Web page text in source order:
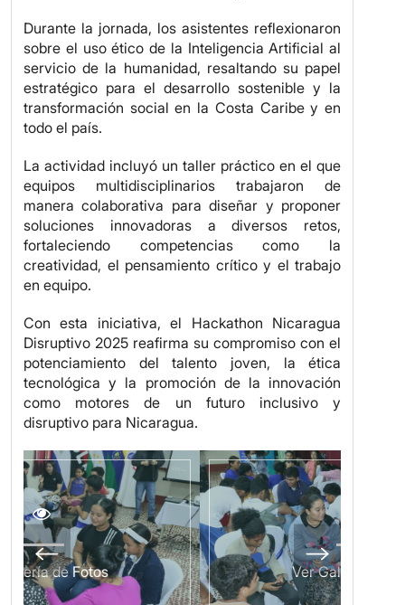
Durante la jornada, los asistentes reflexionaron
sobre el uso ético de la Inteligencia Artificial al
servicio de la humanidad, resaltando su papel
estratégico para el desarrollo sostenible y la
transformación social en la Costa Caribe y en
todo el país.
La actividad incluyó un taller práctico en el que
equipos multidisciplinarios trabajaron de
manera colaborativa para diseñar y proponer
soluciones innovadoras a diversos retos,
fortaleciendo competencias como la
creatividad, el pensamiento crítico y el trabajo
en equipo.
Con esta iniciativa, el Hackathon Nicaragua
Disruptivo 2025 reafirma su compromiso con el
potenciamiento del talento joven, la ética
tecnológica y la promoción de la innovación
como motores de un futuro inclusivo y
disruptivo para Nicaragua.
Ver Galería de Fotos